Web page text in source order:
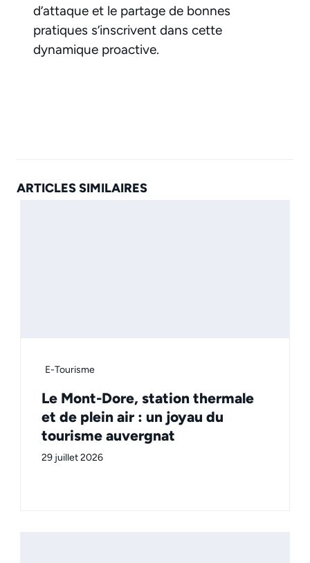
d’attaque et le partage de bonnes
pratiques s’inscrivent dans cette
dynamique proactive.
ARTICLES SIMILAIRES
E-Tourisme
Le Mont-Dore, station thermale
et de plein air : un joyau du
tourisme auvergnat
29 juillet 2026